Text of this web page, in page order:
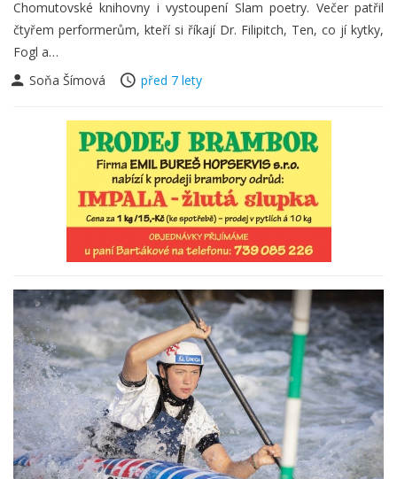
Chomutovské knihovny i vystoupení Slam poetry. Večer patřil
čtyřem performerům, kteří si říkají Dr. Filipitch, Ten, co jí kytky,
Fogl a…
Soňa Šímová
před 7 lety